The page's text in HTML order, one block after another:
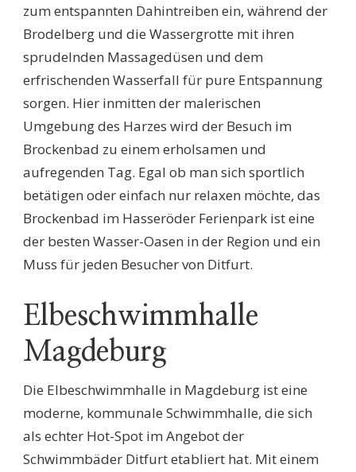
zum entspannten Dahintreiben ein, während der
Brodelberg und die Wassergrotte mit ihren
sprudelnden Massagedüsen und dem
erfrischenden Wasserfall für pure Entspannung
sorgen. Hier inmitten der malerischen
Umgebung des Harzes wird der Besuch im
Brockenbad zu einem erholsamen und
aufregenden Tag. Egal ob man sich sportlich
betätigen oder einfach nur relaxen möchte, das
Brockenbad im Hasseröder Ferienpark ist eine
der besten Wasser-Oasen in der Region und ein
Muss für jeden Besucher von Ditfurt.
Elbeschwimmhalle
Magdeburg
Die Elbeschwimmhalle in Magdeburg ist eine
moderne, kommunale Schwimmhalle, die sich
als echter Hot-Spot im Angebot der
Schwimmbäder Ditfurt etabliert hat. Mit einem